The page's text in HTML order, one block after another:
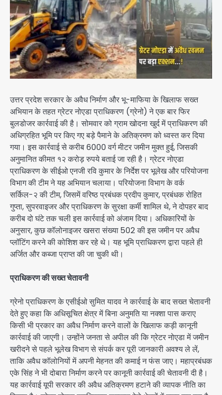
उत्तर प्रदेश सरकार के अवैध निर्माण और भू-माफिया के खिलाफ सख्त
अभियान के तहत ग्रेटर नोएडा प्राधिकरण (ग्रेनो) ने एक बार फिर
बुलडोजर कार्रवाई की है। सोमवार को ग्राम खोदना खुर्द में प्राधिकरण की
अधिग्रहित भूमि पर किए गए बड़े पैमाने के अतिक्रमण को ध्वस्त कर दिया
गया। इस कार्रवाई से करीब 6000 वर्ग मीटर जमीन मुक्त हुई, जिसकी
अनुमानित कीमत १२ करोड़ रुपये बताई जा रही है। ग्रेटर नोएडा
प्राधिकरण के सीईओ एनजी रवि कुमार के निर्देश पर भूलेख और परियोजना
विभाग की टीम ने यह अभियान चलाया। परियोजना विभाग के वर्क
सर्किल-२ की टीम, जिसमें वरिष्ठ प्रबंधक प्रदीप कुमार, प्रबंधक रोहित
गुप्ता, सुपरवाइजर और प्राधिकरण के सुरक्षा कर्मी शामिल थे, ने दोपहर बाद
करीब दो घंटे तक चली इस कार्रवाई को अंजाम दिया। अधिकारियों के
अनुसार, कुछ कॉलोनाइजर खसरा संख्या 502 की इस जमीन पर अवैध
प्लॉटिंग करने की कोशिश कर रहे थे। यह भूमि प्राधिकरण द्वारा पहले ही
अर्जित और कब्जा प्राप्त की जा चुकी थी।
प्राधिकरण की सख्त चेतावनी
ग्रेनो प्राधिकरण के एसीईओ सुमित यादव ने कार्रवाई के बाद सख्त चेतावनी
देते हुए कहा कि अधिसूचित क्षेत्र में बिना अनुमति या नक्शा पास कराए
किसी भी प्रकार का अवैध निर्माण करने वालों के खिलाफ कड़ी कानूनी
कार्रवाई की जाएगी। उन्होंने जनता से अपील की कि ग्रेटर नोएडा में जमीन
खरीदने से पहले भूलेख विभाग से संपर्क कर पूरी जानकारी अवश्य ले लें,
ताकि अवैध कॉलोनियों में अपनी मेहनत की कमाई न फंस जाए। महाप्रबंधक
एके सिंह ने भी दोबारा निर्माण करने पर कानूनी कार्रवाई की चेतावनी दी है।
यह कार्रवाई यूपी सरकार की अवैध अतिक्रमण हटाने की व्यापक नीति का